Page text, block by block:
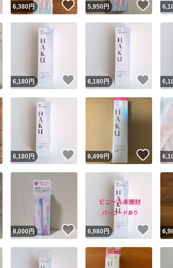
Yahoo!フリマが定めた一定の
安心取引出品者
いいね！
6,380円 いいね！
5,950円 いい
いいね！
6,180円 いいね！
6,180円 いい
いいね！
6,180円 いいね！
6,499円 いい
いいね！
8,000円 いいね！
6,980円 いい